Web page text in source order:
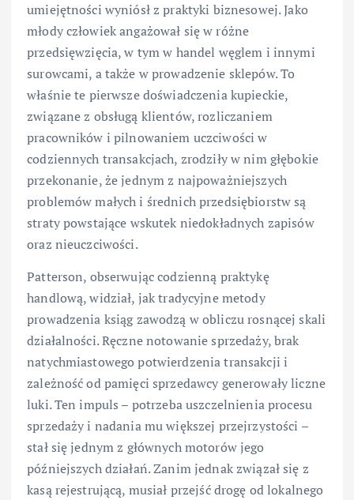
umiejętności wyniósł z praktyki biznesowej. Jako
młody człowiek angażował się w różne
przedsięwzięcia, w tym w handel węglem i innymi
surowcami, a także w prowadzenie sklepów. To
właśnie te pierwsze doświadczenia kupieckie,
związane z obsługą klientów, rozliczaniem
pracowników i pilnowaniem uczciwości w
codziennych transakcjach, zrodziły w nim głębokie
przekonanie, że jednym z najpoważniejszych
problemów małych i średnich przedsiębiorstw są
straty powstające wskutek niedokładnych zapisów
oraz nieuczciwości.
Patterson, obserwując codzienną praktykę
handlową, widział, jak tradycyjne metody
prowadzenia ksiąg zawodzą w obliczu rosnącej skali
działalności. Ręczne notowanie sprzedaży, brak
natychmiastowego potwierdzenia transakcji i
zależność od pamięci sprzedawcy generowały liczne
luki. Ten impuls – potrzeba uszczelnienia procesu
sprzedaży i nadania mu większej przejrzystości –
stał się jednym z głównych motorów jego
późniejszych działań. Zanim jednak związał się z
kasą rejestrującą, musiał przejść drogę od lokalnego